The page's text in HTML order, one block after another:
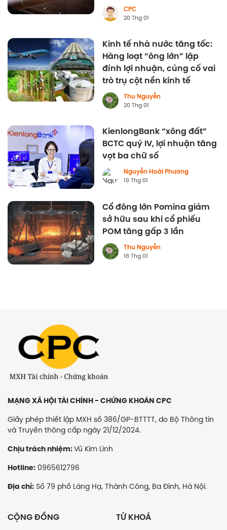
CPC
20 Thg 01
Kinh tế nhà nước tăng tốc:
Hàng loạt “ông lớn” lập
đỉnh lợi nhuận, củng cố vai
trò trụ cột nền kinh tế
Thu Nguyễn
20 Thg 01
KienlongBank “xông đất”
BCTC quý IV, lợi nhuận tăng
vọt ba chữ số
Nguyễn Hoài Phương
19 Thg 01
Cổ đông lớn Pomina giảm
sở hữu sau khi cổ phiếu
POM tăng gấp 3 lần
Thu Nguyễn
18 Thg 01
MẠNG XÃ HỘI TÀI CHÍNH - CHỨNG KHOÁN CPC
Giấy phép thiết lập MXH số 386/GP-BTTTT, do Bộ Thông tin
và Truyền thông cấp ngày 21/12/2024.
Chịu trách nhiệm:Vũ Kim Linh
Hotline: 0965612796
Địa chỉ: Số 79 phố Láng Hạ, Thành Công, Ba Đình, Hà Nội.
CỘNG ĐỒNG TỪ KHOÁ